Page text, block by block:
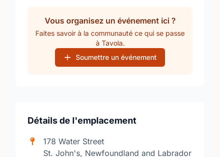
Vous organisez un événement ici ?
Faites savoir à la communauté ce qui se passe
à Tavola.
Soumettre un événement
Détails de l'emplacement
178 Water Street
St. John's, Newfoundland and Labrador